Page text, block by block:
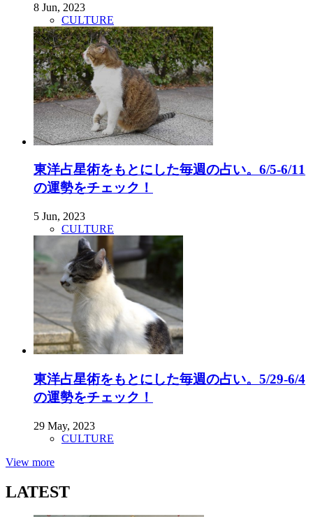
8 Jun, 2023
CULTURE
東洋占星術をもとにした毎週の占い。6/5-6/11
の運勢をチェック！
5 Jun, 2023
CULTURE
東洋占星術をもとにした毎週の占い。5/29-6/4
の運勢をチェック！
29 May, 2023
CULTURE
View more
LATEST